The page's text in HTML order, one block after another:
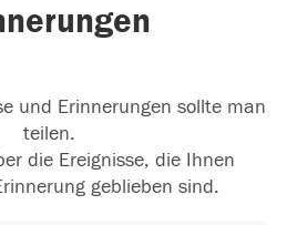
und Erinnerungen sollte man
teilen.
die Ereignisse, die Ihnen
geblieben sind.